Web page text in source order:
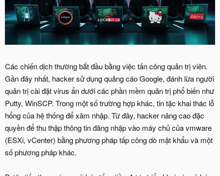
Các chiến dịch thường bắt đầu bằng việc tấn công quản trị viên.
Gần đây nhất, hacker sử dụng quảng cáo Google, đánh lừa người
quản trị cài đặt virus ẩn dưới các phần mềm quản trị phổ biến như
Putty, WinSCP. Trong một số trường hợp khác, tin tặc khai thác lỗ
hổng của hệ thống để xâm nhập. Từ đây, hacker nâng cao đặc
quyền để thu thập thông tin đăng nhập vào máy chủ của vmware
(ESXi, vCenter) bằng phương pháp tấp công dò mật khẩu và một
số phương pháp khác.